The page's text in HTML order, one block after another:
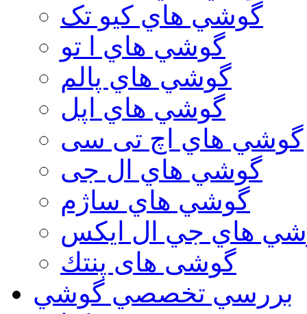
گوشي هاي کیو تک
گوشي هاي ا تو
گوشي هاي پالم
گوشي هاي اپل
گوشي هاي اچ تی سی
گوشي هاي ال جی
گوشي هاي ساژم
هاي جي ال ايكس
گوشی های پنتك
بررسي تخصصي گوشي